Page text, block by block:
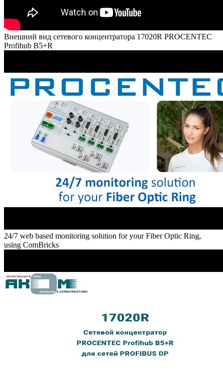
Внешний вид сетевого концентратора 17020R PROCENTEC
Profihub B5+R
24/7 web based monitoring solution for your Fiber Optic Ring,
using ComBricks